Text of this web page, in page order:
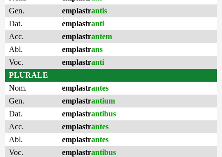
Gen.
emplastrantis
Dat.
emplastranti
Acc.
emplastrantem
Abl.
emplastrans
Voc.
emplastranti
PLURALE
Nom.
emplastrantes
Gen.
emplastrantium
Dat.
emplastrantibus
Acc.
emplastrantes
Abl.
emplastrantes
Voc.
emplastrantibus